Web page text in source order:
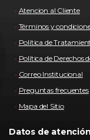
Atencion al Cliente
Términos y
Política de
Política de Derechos
Correo Institucional
Preguntas frecuentes
Mapa del Sitio
Datos de